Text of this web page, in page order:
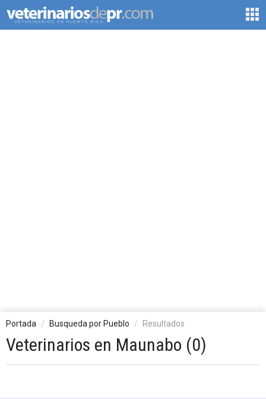
Portada Busqueda por Pueblo Resultados
Veterinarios en Maunabo (0)